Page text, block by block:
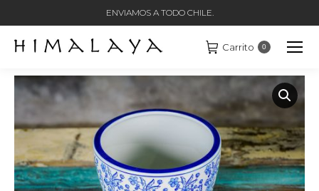
ENVIAMOS A TODO CHILE.
Carrito 0